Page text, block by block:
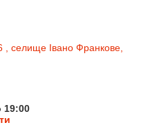
селище Івано Франкове,
19:00